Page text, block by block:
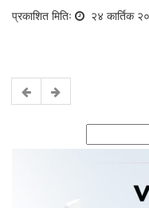
प्रकाशित मितिः २४ कार्तिक
for: